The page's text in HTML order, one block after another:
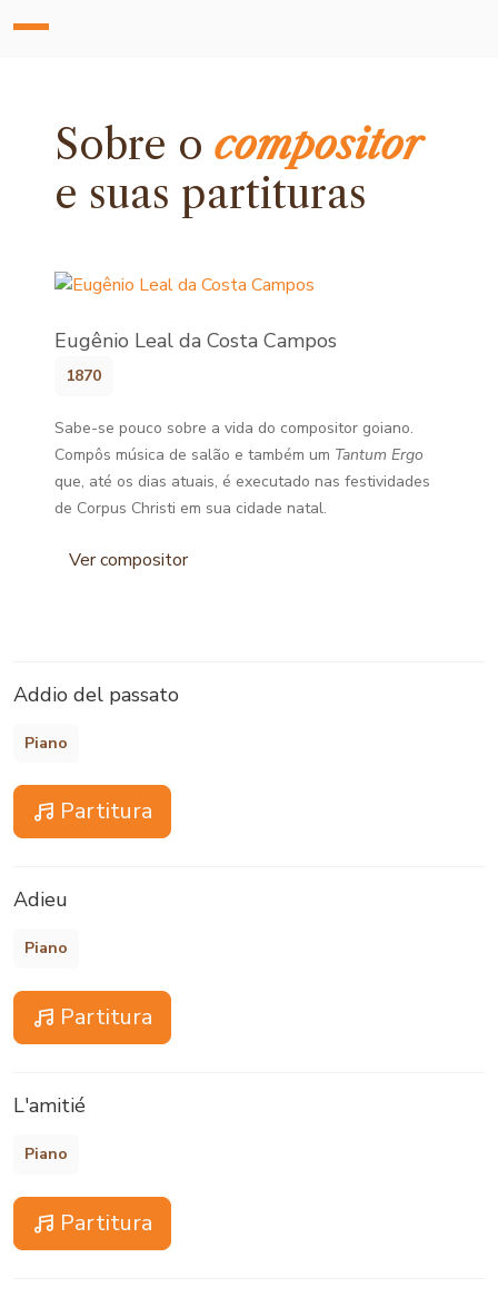
Sobre ocompositor
e suas partituras
Eugênio Leal da Costa Campos
1870
Sabe-se pouco sobre a vida do compositor goiano.
Compôs música de salão e também um Tantum Ergo
que, até os dias atuais, é executado nas festividades
de Corpus Christi em sua cidade natal.
Ver compositor
Addio del passato
Piano
Partitura
Adieu
Piano
Partitura
L'amitié
Piano
Partitura